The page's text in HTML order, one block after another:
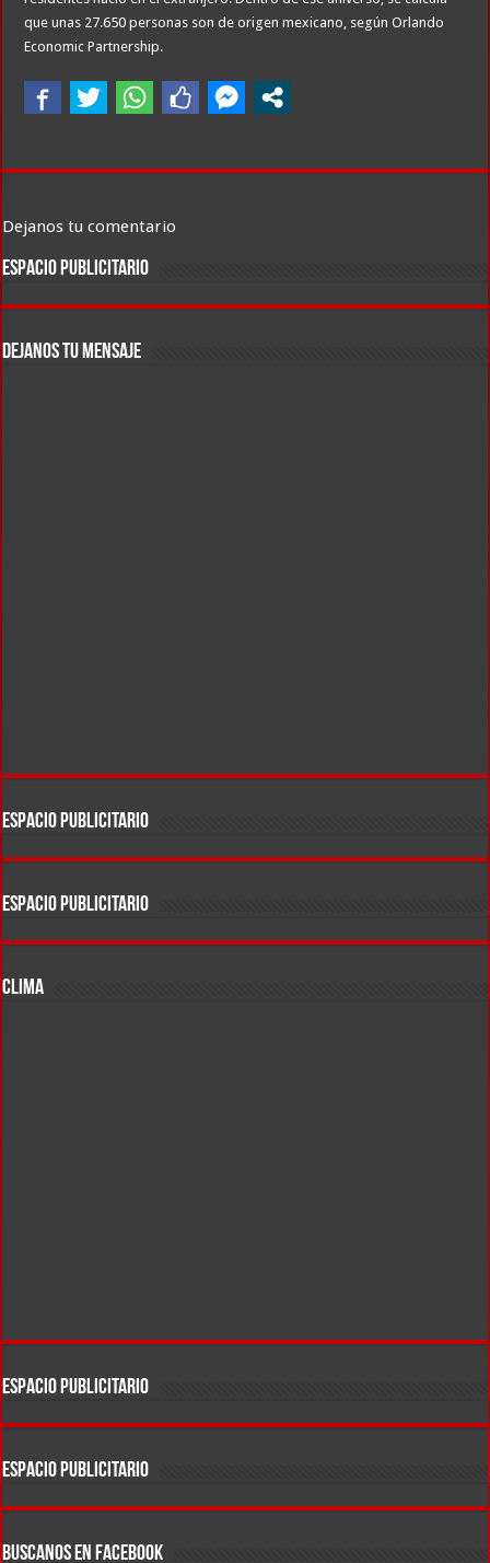
que unas 27.650 personas son de origen mexicano, según Orlando
Economic Partnership.
Dejanos tu comentario
ESPACIO PUBLICITARIO
DEJANOS TU MENSAJE
ESPACIO PUBLICITARIO
ESPACIO PUBLICITARIO
CLIMA
ESPACIO PUBLICITARIO
ESPACIO PUBLICITARIO
BUSCANOS EN FACEBOOK